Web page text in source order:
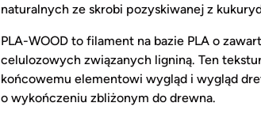
naturalnych ze skrobi pozyskiwanej z
PLA-WOOD to filament na bazie PLA o
celulozowych związanych ligniną. Ten
końcowemu elementowi wygląd i wygląd
o wykończeniu zbliżonym do drewna.